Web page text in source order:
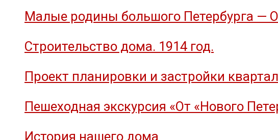
Малые родины большого Петербурга —
Строительство дома. 1914 год.
Проект планировки и застройки
Пешеходная экскурсия «От «Нового
История нашего дома